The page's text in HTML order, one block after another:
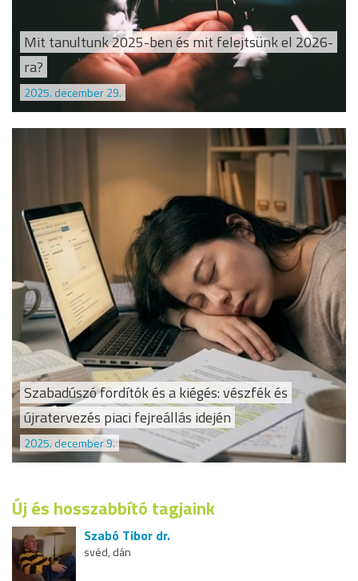
Mit tanultunk 2025-ben és mit felejtsünk el 2026-
ra?
2025. december 29.
Szabadúszó fordítók és a kiégés: vészfék és
újratervezés piaci fejreállás idején
2025. december 9.
Új és hosszabbító tagjaink
Szabó Tibor dr.
svéd, dán